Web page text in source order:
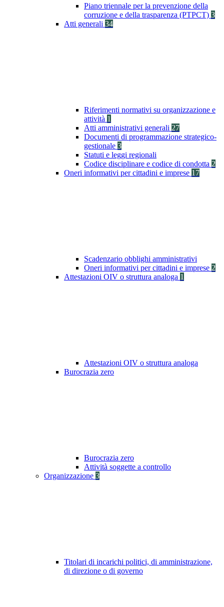
Piano triennale per la prevenzione della
corruzione e della trasparenza (PTPCT) 3
Atti generali 34
Riferimenti normativi su organizzazione e
attività 1
Atti amministrativi generali 27
Documenti di programmazione strategico-
gestionale 3
Statuti e leggi regionali
Codice disciplinare e codice di condotta 2
Oneri informativi per cittadini e imprese 17
Scadenzario obblighi amministrativi
Oneri informativi per cittadini e imprese 2
Attestazioni OIV o struttura analoga 1
Attestazioni OIV o struttura analoga
Burocrazia zero
Burocrazia zero
Attività soggette a controllo
Organizzazione 3
Titolari di incarichi politici, di amministrazione,
di direzione o di governo